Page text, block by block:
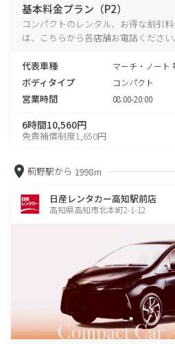
基本料金プラン（P2）
コンパクトのレンタル、お得な割引
は、こちらから各店舗お電話ください
代表車種 マーチ・ノート
ボディタイプ コンパクト
営業時間 08:00-20:00
6時間10,560円
免責補償制度1,650円
薊野駅から 1998m
日産レンタカー高知駅前店
高知県高知市北本町2-1-12